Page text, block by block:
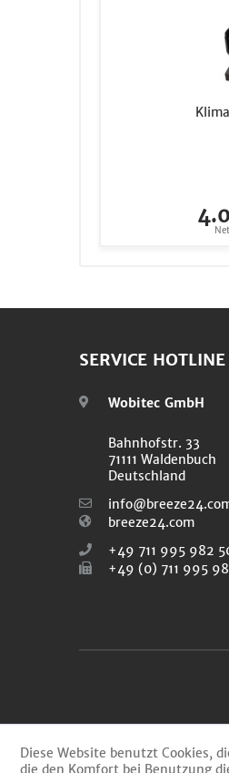
SERVICE HOTLINE
Wobitec GmbH
Bahnhofstr. 33
71111 Waldenbuch
Deutschland
breeze24.com
+49 711 995 982
+49 (0) 711 995
Diese Website benutzt Cookies,
die den Komfort bei Benutzung